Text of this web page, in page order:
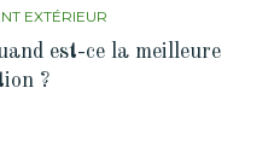
EXTÉRIEUR
est-ce la meilleure
?